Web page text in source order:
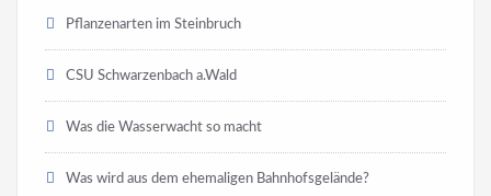
Pflanzenarten im Steinbruch
CSU Schwarzenbach a.Wald
Was die Wasserwacht so macht
Was wird aus dem ehemaligen Bahnhofsgelände?